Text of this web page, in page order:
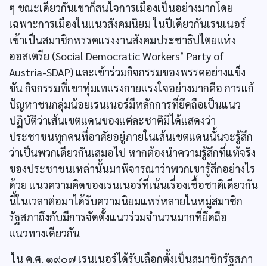
ๆ ขณะเดียวกันเขาก็สนใจการเมืองเป็นอย่างมากโดย
เฉพาะการเมืองในแนวสังคมนิยม ในปีเดียวกันเรนเนอร์
เข้าเป็นสมาชิกพรรคแรงงานสังคมประชาธิปไตยแห่ง
ออสเตรีย (Social Democratic Workers’ Party of
Austria-SDAP) และเข้าร่วมกิจกรรมของพรรคอย่างแข็ง
ขัน กิจกรรมที่เขาทุ่มเทแรงกายแรงใจอย่างมากคือ การแก้
ปัญหาชนกลุ่มน้อยเรนเนอร์มีหลักการที่ยึดถือเป็นแนว
ปฏิบัติว่าเส้นเขตแดนของแต่ละชาติมิได้แสดงว่า
ประชาชนทุกคนที่อาศัยอยู่ภายในเส้นเขตแดนนั้นจะรู้สึก
ว่าเป็นพวกเดียวกันเสมอไป หากต้องนำความรู้สึกที่แท้จริง
ของประชาชนเหล่านั้นมาพิจารณาว่าพวกเขารู้สึกอย่างไร
ด้วย แนวความคิดของเรนเนอร์ที่เน้นเรื่องเชื้อชาติเดียวกัน
นี้ในเวลาต่อมาได้รับความนิยมแพร่หลายในหมู่สมาชิก
รัฐสภาถึงกับมีการจัดตั้งแนวร่วมจำนวนมากที่ยึดถือ
แนวทางเดียวกัน
ใน ค.ศ. ๑๙๐๗ เรนเนอร์ได้รับเลือกตั้งเป็นสมาชิกรัฐสภา